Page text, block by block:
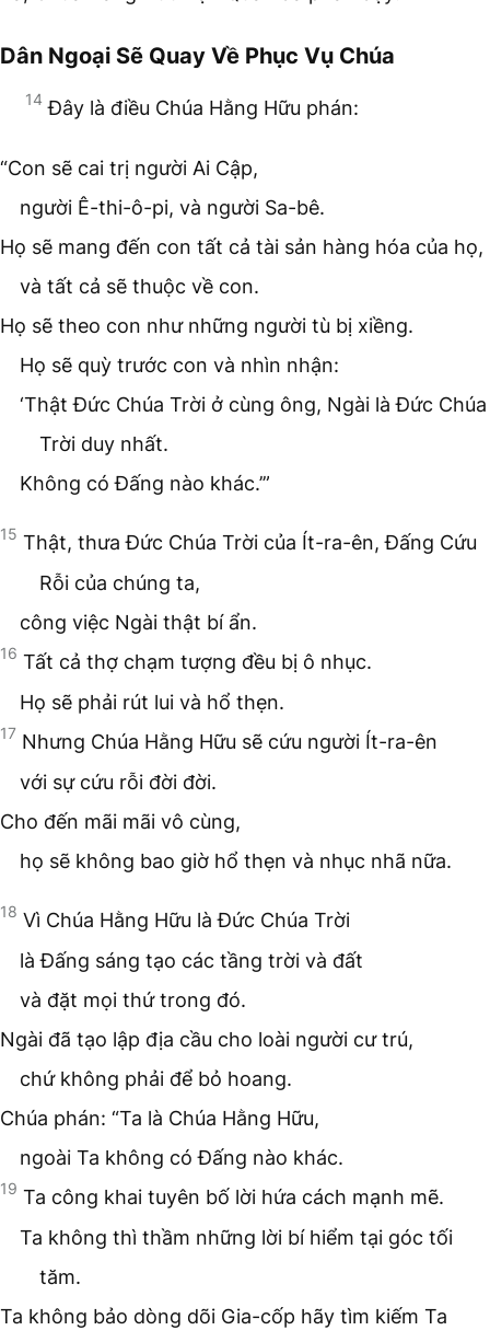
Dân Ngoại Sẽ Quay Về Phục Vụ Chúa
14 Đây là điều Chúa Hằng Hữu phán:
“Con sẽ cai trị người Ai Cập,
người Ê-thi-ô-pi, và người Sa-bê.
Họ sẽ mang đến con tất cả tài sản hàng hóa của họ,
và tất cả sẽ thuộc về con.
Họ sẽ theo con như những người tù bị xiềng.
Họ sẽ quỳ trước con và nhìn nhận:
‘Thật Đức Chúa Trời ở cùng ông, Ngài là Đức Chúa
Trời duy nhất.
Không có Đấng nào khác.’”
15 Thật, thưa Đức Chúa Trời của Ít-ra-ên, Đấng Cứu
Rỗi của chúng ta,
công việc Ngài thật bí ẩn.
16 Tất cả thợ chạm tượng đều bị ô nhục.
Họ sẽ phải rút lui và hổ thẹn.
17 Nhưng Chúa Hằng Hữu sẽ cứu người Ít-ra-ên
với sự cứu rỗi đời đời.
Cho đến mãi mãi vô cùng,
họ sẽ không bao giờ hổ thẹn và nhục nhã nữa.
18 Vì Chúa Hằng Hữu là Đức Chúa Trời
là Đấng sáng tạo các tầng trời và đất
và đặt mọi thứ trong đó.
Ngài đã tạo lập địa cầu cho loài người cư trú,
chứ không phải để bỏ hoang.
Chúa phán: “Ta là Chúa Hằng Hữu,
ngoài Ta không có Đấng nào khác.
19 Ta công khai tuyên bố lời hứa cách mạnh mẽ.
Ta không thì thầm những lời bí hiểm tại góc tối
tăm.
Ta không bảo dòng dõi Gia-cốp hãy tìm kiếm Ta